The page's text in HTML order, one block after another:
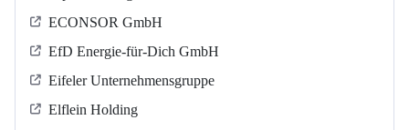
ECONSOR GmbH
EfD Energie-für-Dich GmbH
Eifeler Unternehmensgruppe
Elflein Holding